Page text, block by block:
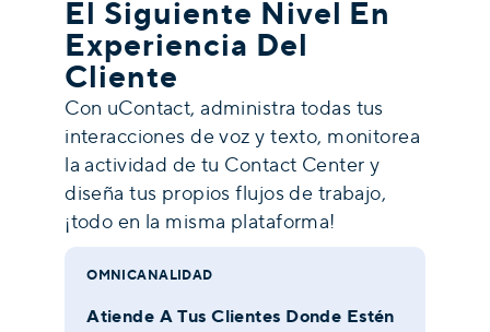
El Siguiente Nivel En
Experiencia Del
Cliente
Con uContact, administra todas tus
interacciones de voz y texto, monitorea
la actividad de tu Contact Center y
diseña tus propios flujos de trabajo,
¡todo en la misma plataforma!
OMNICANALIDAD
Atiende A Tus Clientes Donde Estén